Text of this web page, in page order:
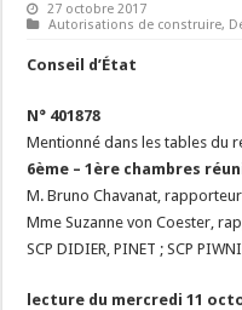
27 octobre 2017
Autorisations de construire,
Conseil d’État
N° 401878
Mentionné dans les tables du
6ème – 1ère chambres
M. Bruno Chavanat, rapporteur
Mme Suzanne von Coester,
SCP DIDIER, PINET ; SCP
lecture du mercredi 11